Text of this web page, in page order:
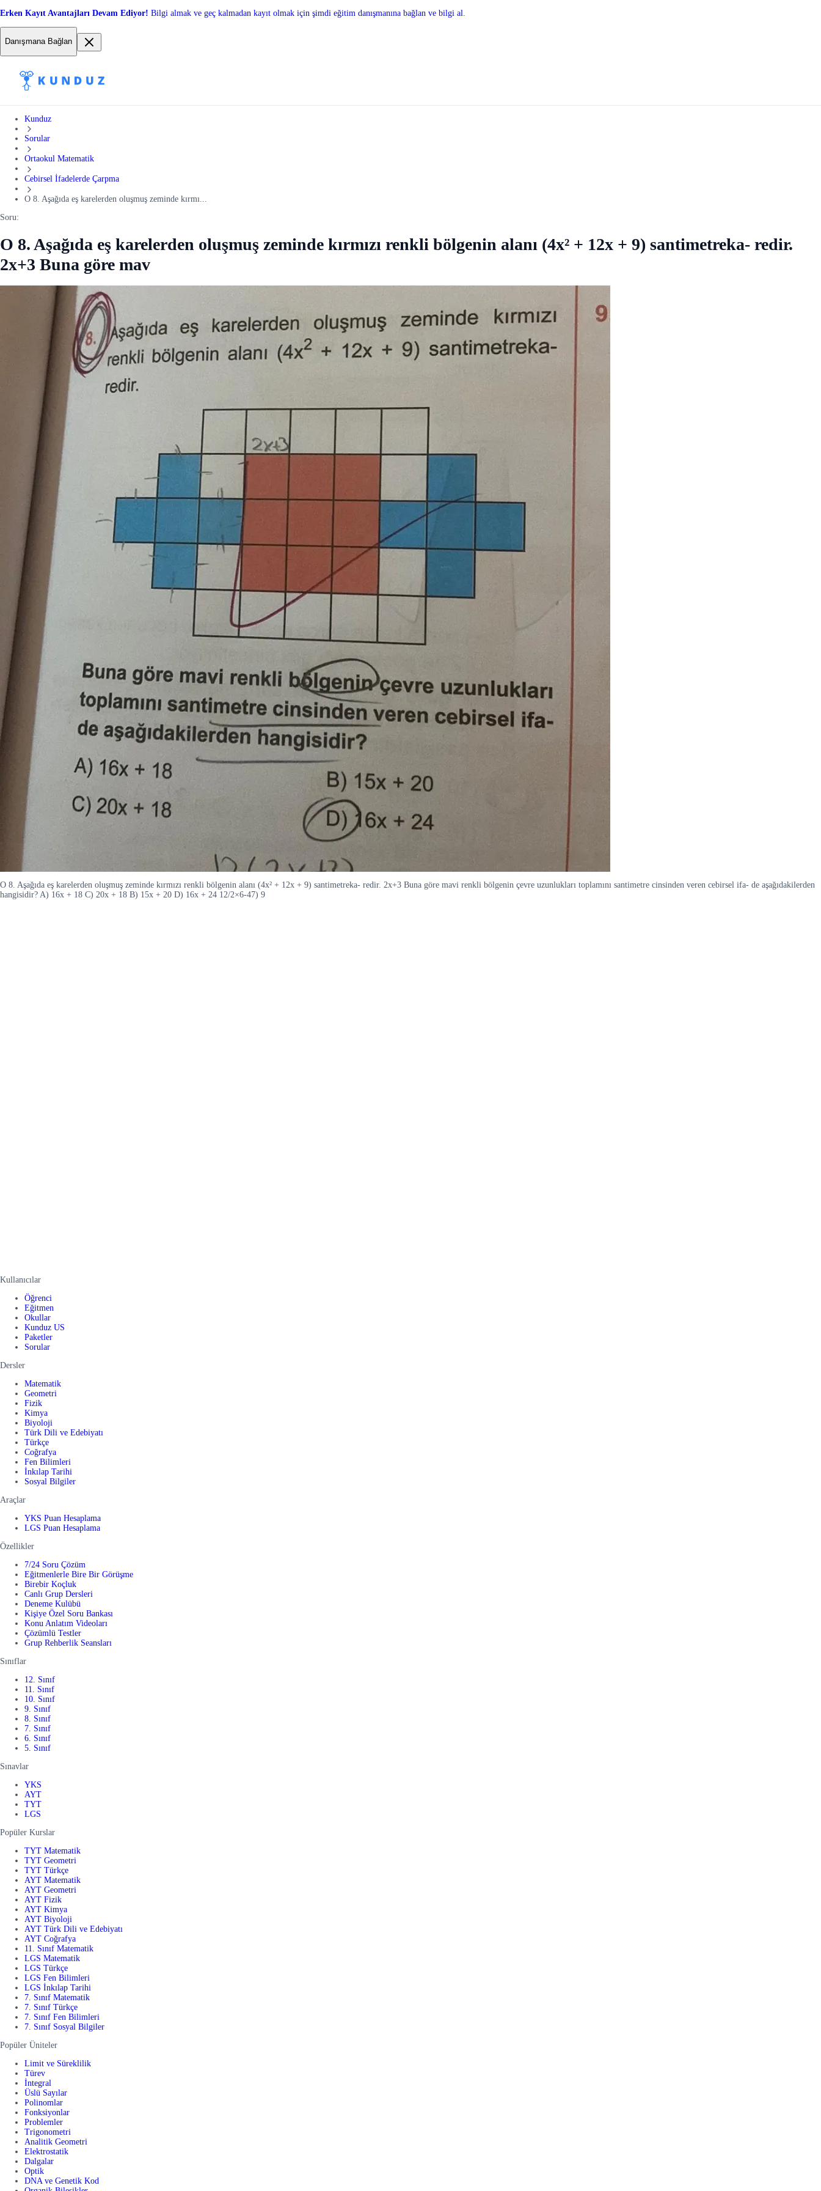
Erken Kayıt Avantajları Devam Ediyor! Bilgi almak ve geç kalmadan kayıt olmak için şimdi eğitim danışmanına bağlan ve bilgi al.
Danışmana Bağlan
Kunduz
Sorular
Ortaokul Matematik
Cebirsel İfadelerde Çarpma
O 8. Aşağıda eş karelerden oluşmuş zeminde kırmı...
Soru:
O 8. Aşağıda eş karelerden oluşmuş zeminde kırmızı renkli bölgenin alanı (4x² + 12x + 9) santimetreka- redir.
2x+3 Buna göre mav
O 8. Aşağıda eş karelerden oluşmuş zeminde kırmızı renkli bölgenin alanı (4x² + 12x + 9) santimetreka- redir. 2x+3 Buna göre mavi renkli bölgenin çevre uzunlukları toplamını santimetre cinsinden veren cebirsel ifa- de aşağıdakilerden
hangisidir? A) 16x + 18 C) 20x + 18 B) 15x + 20 D) 16x + 24 12/2×6-47) 9
Kullanıcılar
Öğrenci
Eğitmen
Okullar
Kunduz US
Paketler
Sorular
Dersler
Matematik
Geometri
Fizik
Kimya
Biyoloji
Türk Dili ve Edebiyatı
Türkçe
Coğrafya
Fen Bilimleri
İnkılap Tarihi
Sosyal Bilgiler
Araçlar
YKS Puan Hesaplama
LGS Puan Hesaplama
Özellikler
7/24 Soru Çözüm
Eğitmenlerle Bire Bir Görüşme
Birebir Koçluk
Canlı Grup Dersleri
Deneme Kulübü
Kişiye Özel Soru Bankası
Konu Anlatım Videoları
Çözümlü Testler
Grup Rehberlik Seansları
Sınıflar
12. Sınıf
11. Sınıf
10. Sınıf
9. Sınıf
8. Sınıf
7. Sınıf
6. Sınıf
5. Sınıf
Sınavlar
YKS
AYT
TYT
LGS
Popüler Kurslar
TYT Matematik
TYT Geometri
TYT Türkçe
AYT Matematik
AYT Geometri
AYT Fizik
AYT Kimya
AYT Biyoloji
AYT Türk Dili ve Edebiyatı
AYT Coğrafya
11. Sınıf Matematik
LGS Matematik
LGS Türkçe
LGS Fen Bilimleri
LGS İnkılap Tarihi
7. Sınıf Matematik
7. Sınıf Türkçe
7. Sınıf Fen Bilimleri
7. Sınıf Sosyal Bilgiler
Popüler Üniteler
Limit ve Süreklilik
Türev
İntegral
Üslü Sayılar
Polinomlar
Fonksiyonlar
Problemler
Trigonometri
Analitik Geometri
Elektrostatik
Dalgalar
Optik
DNA ve Genetik Kod